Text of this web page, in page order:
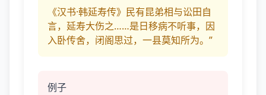
《汉书·韩延寿传》民有昆弟相与讼田自
言，延寿大伤之……是日移病不听事，因
入卧传舍，闭阁思过，一县莫知所为。”
例子